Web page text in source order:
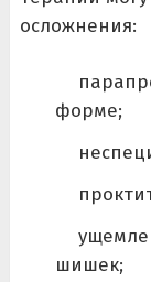
осложнения:
форме;
шишек;